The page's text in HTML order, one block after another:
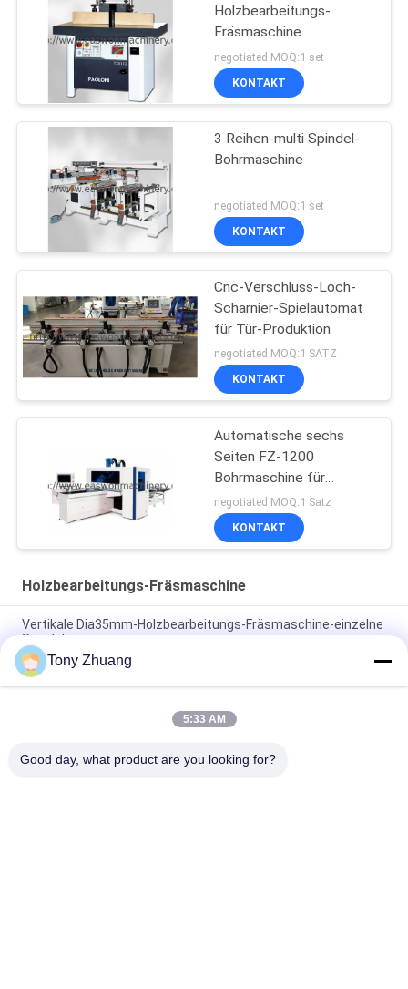
Holzbearbeitungs-
Fräsmaschine
negotiated MOQ:1 set
KONTAKT
3 Reihen-multi Spindel-
Bohrmaschine
negotiated MOQ:1 set
KONTAKT
Cnc-Verschluss-Loch-
Scharnier-Spielautomat
für Tür-Produktion
negotiated MOQ:1 SATZ
KONTAKT
Automatische sechs
Seiten FZ-1200
Bohrmaschine für
Werkstatt
negotiated MOQ:1 Satz
KONTAKT
Holzbearbeitungs-Fräsmaschine
Vertikale Dia35mm-Holzbearbeitungs-Fräsmaschine-einzelne
Spindel
Doppelt-Spindel-Fräsmaschine-Universalgebrauchs-Vertikale
Dia35mm MX5317
MZ7221D 2 Spindel-Bohrmaschine der Reihen-
Tony Zhuang
5:33 AM
Good day, what product are you looking for?